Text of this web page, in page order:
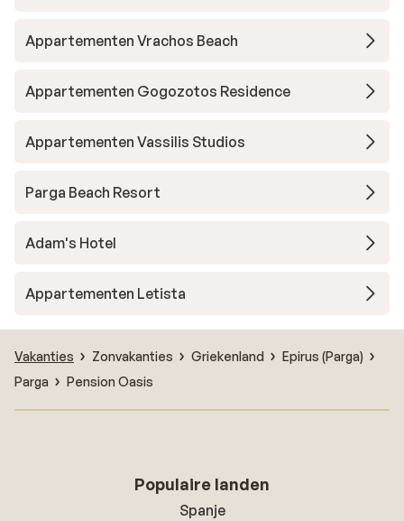
Appartementen Vrachos Beach
Appartementen Gogozotos Residence
Appartementen Vassilis Studios
Parga Beach Resort
Adam's Hotel
Appartementen Letista
Vakanties Zonvakanties Griekenland
Epirus (Parga)
Parga
Pension Oasis
Populaire landen
Spanje